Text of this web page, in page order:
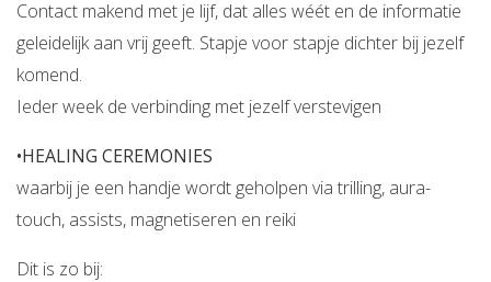
Contact makend met je lijf, dat alles wéét en de informatie
geleidelijk aan vrij geeft. Stapje voor stapje dichter bij jezelf
komend.
Ieder week de verbinding met jezelf verstevigen
•HEALING CEREMONIES
waarbij je een handje wordt geholpen via trilling, aura-
touch, assists, magnetiseren en reiki
Dit is zo bij: